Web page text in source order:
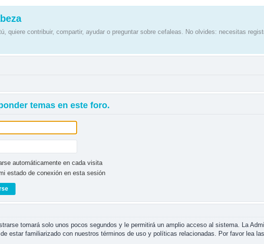
quiere contribuir, compartir, ayudar o preguntar sobre cefaleas. No olvides: necesitas
temas en este foro.
automáticamente en cada visita
estado de conexión en esta sesión
tomará solo unos pocos segundos y le permitirá un amplio acceso al sistema. La
estar familiarizado con nuestros términos de uso y políticas relacionadas. Por favor lea